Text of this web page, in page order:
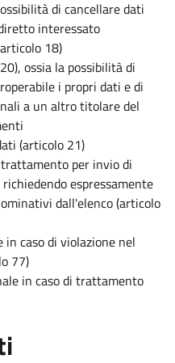
di cancellare dati
interessato
18)
ossia la possibilità di
i propri dati e di
a un altro titolare del
(articolo 21)
per invio di
espressamente
dall'elenco (articolo
caso di violazione nel
77)
in caso di trattamento